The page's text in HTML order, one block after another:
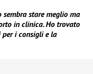
sembra stare meglio ma
in clinica. Ho trovato
i consigli e la